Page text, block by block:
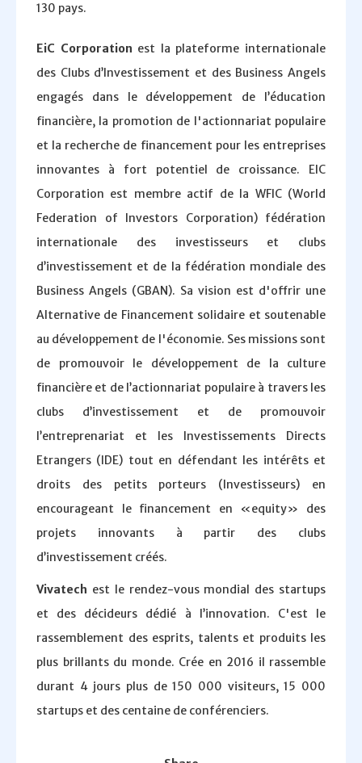
130 pays.
EiC Corporation est la plateforme internationale
des Clubs d’Investissement et des Business Angels
engagés dans le développement de l’éducation
financière, la promotion de l'actionnariat populaire
et la recherche de financement pour les entreprises
innovantes à fort potentiel de croissance. EIC
Corporation est membre actif de la WFIC (World
Federation of Investors Corporation) fédération
internationale des investisseurs et clubs
d’investissement et de la fédération mondiale des
Business Angels (GBAN). Sa vision est d'offrir une
Alternative de Financement solidaire et soutenable
au développement de l'économie. Ses missions sont
de promouvoir le développement de la culture
financière et de l’actionnariat populaire à travers les
clubs d’investissement et de promouvoir
l’entreprenariat et les Investissements Directs
Etrangers (IDE) tout en défendant les intérêts et
droits des petits porteurs (Investisseurs) en
encourageant le financement en «equity» des
projets innovants à partir des clubs
d’investissement créés.
Vivatech est le rendez-vous mondial des startups
et des décideurs dédié à l’innovation. C'est le
rassemblement des esprits, talents et produits les
plus brillants du monde. Crée en 2016 il rassemble
durant 4 jours plus de 150 000 visiteurs, 15 000
startups et des centaine de conférenciers.